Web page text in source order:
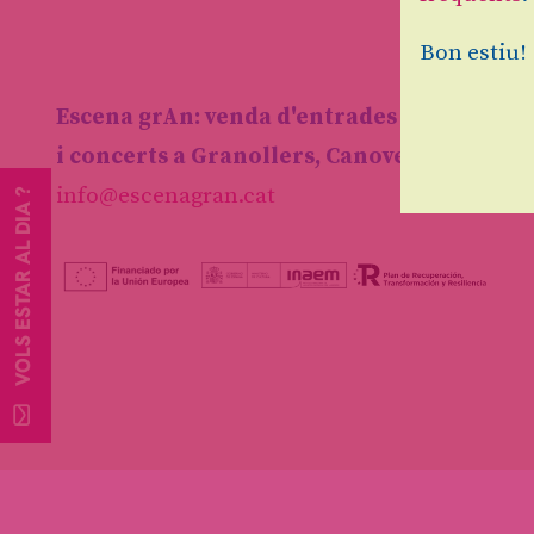
VOLS ESTAR AL DIA ?
Escena grAn: venda d'entrades
i concerts a Granollers, Canovelles i les
info@escenagran.cat
Bon estiu!